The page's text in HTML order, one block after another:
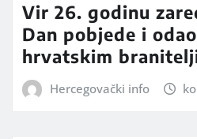
Vir 26. godinu
Dan pobjede i
hrvatskim
Hercegovački info